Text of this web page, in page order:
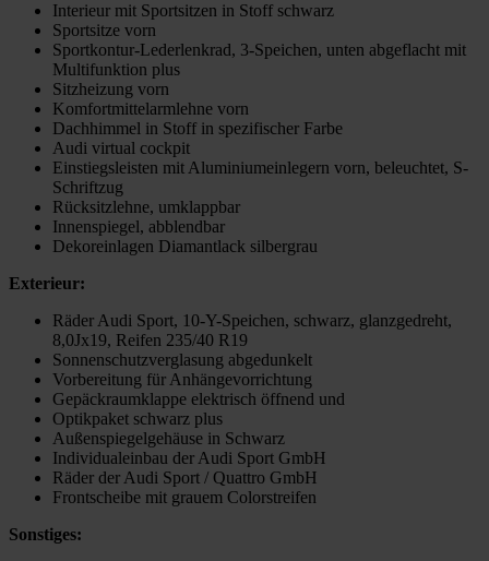
Interieur mit Sportsitzen in Stoff schwarz
Sportsitze vorn
Sportkontur-Lederlenkrad, 3-Speichen, unten abgeflacht mit
Multifunktion plus
Sitzheizung vorn
Komfortmittelarmlehne vorn
Dachhimmel in Stoff in spezifischer Farbe
Audi virtual cockpit
Einstiegsleisten mit Aluminiumeinlegern vorn, beleuchtet, S-
Schriftzug
Rücksitzlehne, umklappbar
Innenspiegel, abblendbar
Dekoreinlagen Diamantlack silbergrau
Exterieur:
Räder Audi Sport, 10-Y-Speichen, schwarz, glanzgedreht,
8,0Jx19, Reifen 235/40 R19
Sonnenschutzverglasung abgedunkelt
Vorbereitung für Anhängevorrichtung
Gepäckraumklappe elektrisch öffnend und
Optikpaket schwarz plus
Außenspiegelgehäuse in Schwarz
Individualeinbau der Audi Sport GmbH
Räder der Audi Sport / Quattro GmbH
Frontscheibe mit grauem Colorstreifen
Sonstiges: